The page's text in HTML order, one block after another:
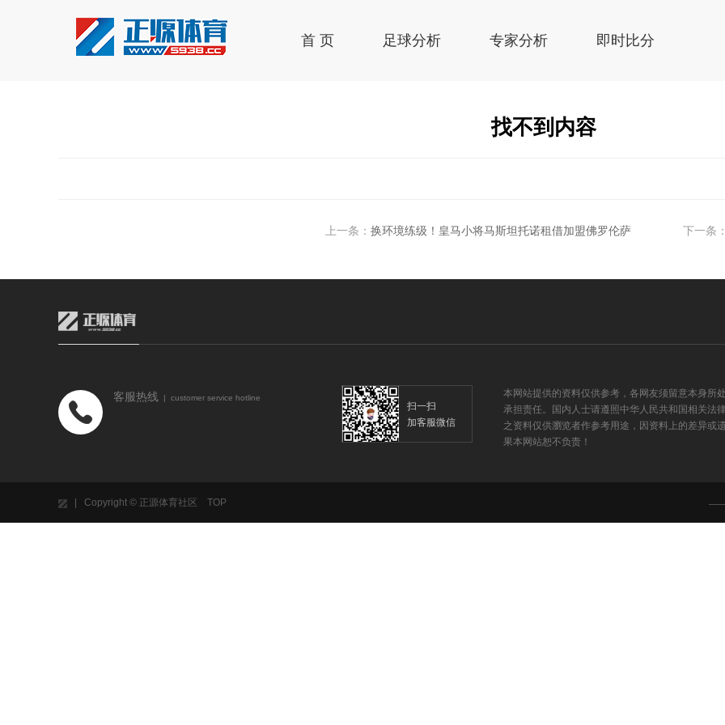
首 页 足球分析 专家分析 即时比分
找不到内容
上一条： 换环境练级！皇马小将马斯坦托诺租借加盟佛罗伦萨 下一条
客服热线 | customer service hotline
扫一扫
加客服微信
本网站提供的资料仅供参考，各网友须留意本身所
承担责任。国内人士请遵照中华人民共和国相关法
之资料仅供瀏览者作参考用途，因资料上的差异或
果本网站恕不负责！
| Copyright © 正源体育社区 TOP